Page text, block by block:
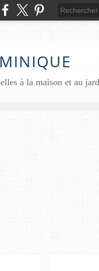
à la maison et au